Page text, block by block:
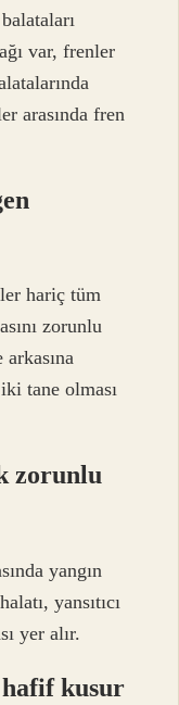
var, frenler
arasında fren
hariç tüm
zorunlu
tane olması
zorunlu
yangın
yansıtıcı
yer alır.
hafif kusur